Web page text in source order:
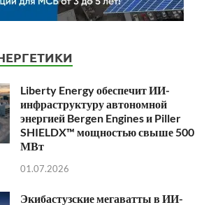
Liberty Energy обеспечит ИИ-
инфраструктуру автономной
энергией Bergen Engines и Piller
SHIELDX™ мощностью свыше 500
МВт
01.07.2026
Экибастузские мегаватты в ИИ-